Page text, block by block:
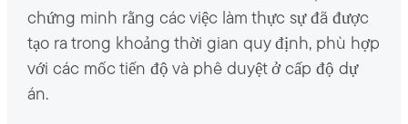
chứng minh rằng các việc làm thực sự đã được
tạo ra trong khoảng thời gian quy định, phù hợp
với các mốc tiến độ và phê duyệt ở cấp độ dự
án.